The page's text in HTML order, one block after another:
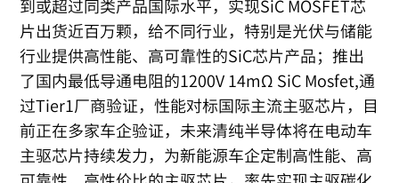
到或超过同类产品国际水平，实现SiC MOSFET芯
片出货近百万颗，给不同行业，特别是光伏与储能
行业提供高性能、高可靠性的SiC芯片产品；推出
了国内最低导通电阻的1200V 14mΩ SiC Mosfet,通
过Tier1厂商验证，性能对标国际主流主驱芯片，目
前正在多家车企验证，未来清纯半导体将在电动车
主驱芯片持续发力，为新能源车企定制高性能、高